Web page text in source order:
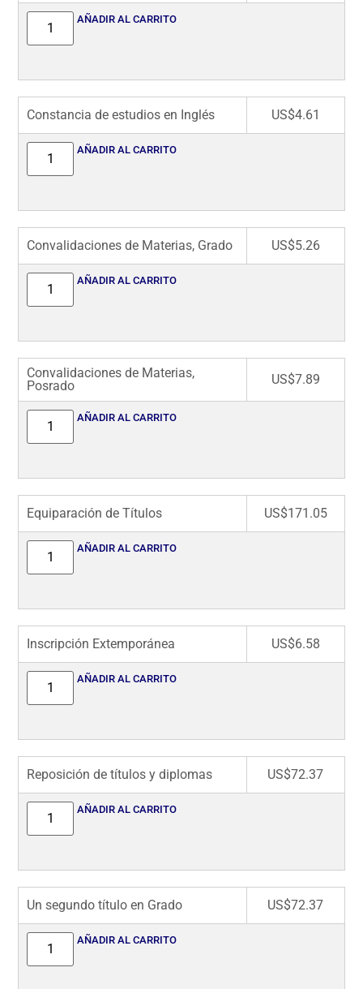
AÑADIR AL CARRITO
Constancia de estudios en Inglés US$4.61
AÑADIR AL CARRITO
Convalidaciones de Materias, Grado US$5.26
AÑADIR AL CARRITO
Convalidaciones de Materias,
Posrado
US$7.89
AÑADIR AL CARRITO
Equiparación de Títulos US$171.05
AÑADIR AL CARRITO
Inscripción Extemporánea US$6.58
AÑADIR AL CARRITO
Reposición de títulos y diplomas US$72.37
AÑADIR AL CARRITO
Un segundo título en Grado US$72.37
AÑADIR AL CARRITO